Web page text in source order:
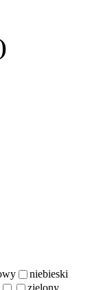
niebieski
zielony